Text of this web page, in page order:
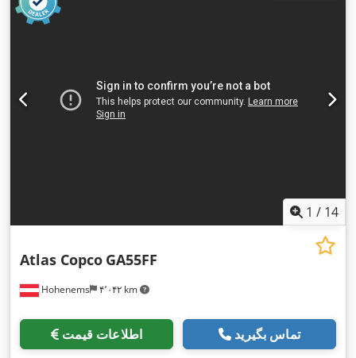
1 / 14
Hohenems ۴٬۰۴۲ km
Atlas Copco GA55FF
اطلاعات قیمت تماس بگیرید